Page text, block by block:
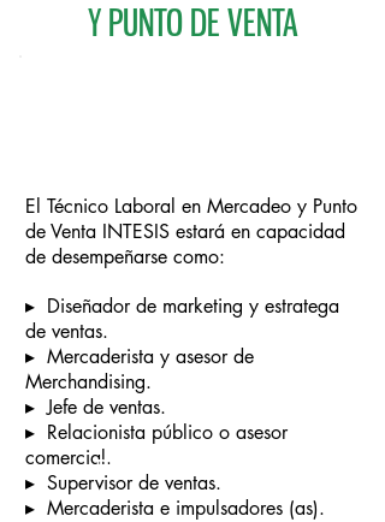
Y PUNTO DE VENTA
El Técnico Laboral en Mercadeo y Punto
de Venta INTESIS estará en capacidad
de desempeñarse como:
▸ Diseñador de marketing y estratega
de ventas.
▸ Mercaderista y asesor de
Merchandising.
▸Jefe de ventas.
▸ Relacionista público o asesor
comercial.
▸ Supervisor de ventas.
▸ Mercaderista e impulsadores (as).​
PENSÚM ACADÉMICO